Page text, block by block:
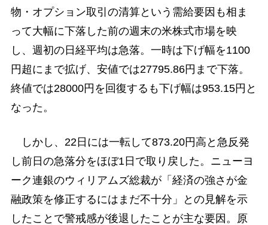
物・オプション取引の清算という需給要因も相ま
って大幅に下落した前の週末の米株式市場を映
し、週初の日経平均は急落。一時は下げ幅を1100
円超にまで拡げ、安値では27795.86円まで下落。
終値では28000円を回復するも下げ幅は953.15円と
なった。
しかし、22日には一転して873.20円高と急反発
し前日の急落分をほぼ1日で取り戻した。ニューヨ
ーク連銀のウィリアムズ総裁が「経済の強さが金
融政策を修正するにはまだ不十分」との見解を示
したことで警戒感が後退したことが主な要因。原